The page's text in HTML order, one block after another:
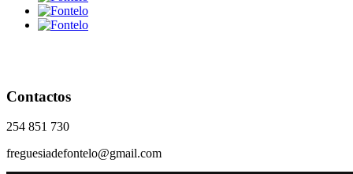
Contactos
254 851 730
freguesiadefontelo@gmail.com